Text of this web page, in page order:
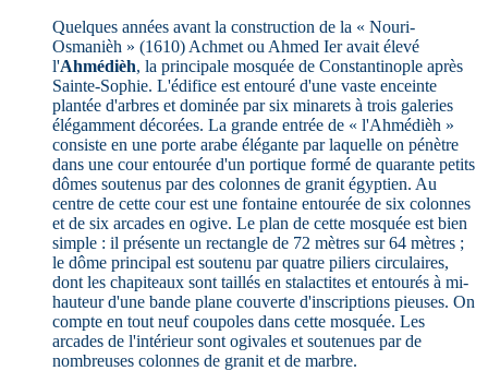
Quelques années avant la construction de la « Nouri-
Osmanièh » (1610) Achmet ou Ahmed Ier avait élevé
l'Ahmédièh, la principale mosquée de Constantinople après
Sainte-Sophie. L'édifice est entouré d'une vaste enceinte
plantée d'arbres et dominée par six minarets à trois galeries
élégamment décorées. La grande entrée de « l'Ahmédièh »
consiste en une porte arabe élégante par laquelle on pénètre
dans une cour entourée d'un portique formé de quarante petits
dômes soutenus par des colonnes de granit égyptien. Au
centre de cette cour est une fontaine entourée de six colonnes
et de six arcades en ogive. Le plan de cette mosquée est bien
simple : il présente un rectangle de 72 mètres sur 64 mètres ;
le dôme principal est soutenu par quatre piliers circulaires,
dont les chapiteaux sont taillés en stalactites et entourés à mi-
hauteur d'une bande plane couverte d'inscriptions pieuses. On
compte en tout neuf coupoles dans cette mosquée. Les
arcades de l'intérieur sont ogivales et soutenues par de
nombreuses colonnes de granit et de marbre.